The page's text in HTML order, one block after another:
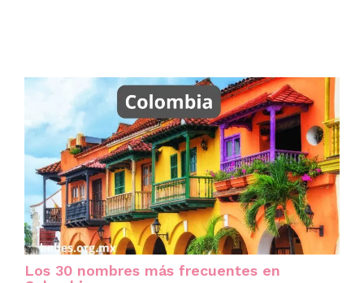
Los 30 nombres más frecuentes en